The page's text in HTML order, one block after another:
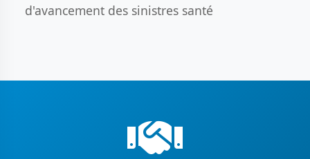
d'avancement des sinistres santé